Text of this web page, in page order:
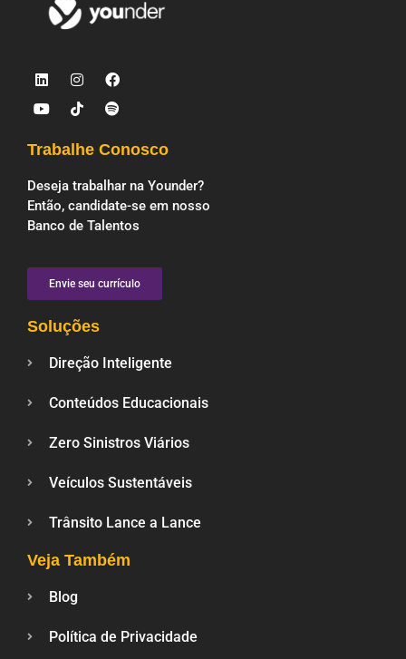
Trabalhe Conosco
Deseja trabalhar na Younder?
Então, candidate-se em nosso
Banco de Talentos
Envie seu currículo
Soluções
Direção Inteligente
Conteúdos Educacionais
Zero Sinistros Viários
Veículos Sustentáveis
Trânsito Lance a Lance
Veja Também
Blog
Política de Privacidade